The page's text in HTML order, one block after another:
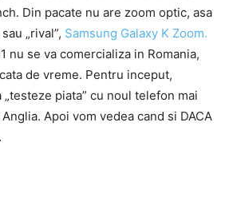
Din pacate nu are zoom optic, asa
„rival”, Samsung Galaxy K Zoom.
nu se va comercializa in Romania,
de vreme. Pentru inceput,
„testeze piata” cu noul telefon mai
Apoi vom vedea cand si DACA